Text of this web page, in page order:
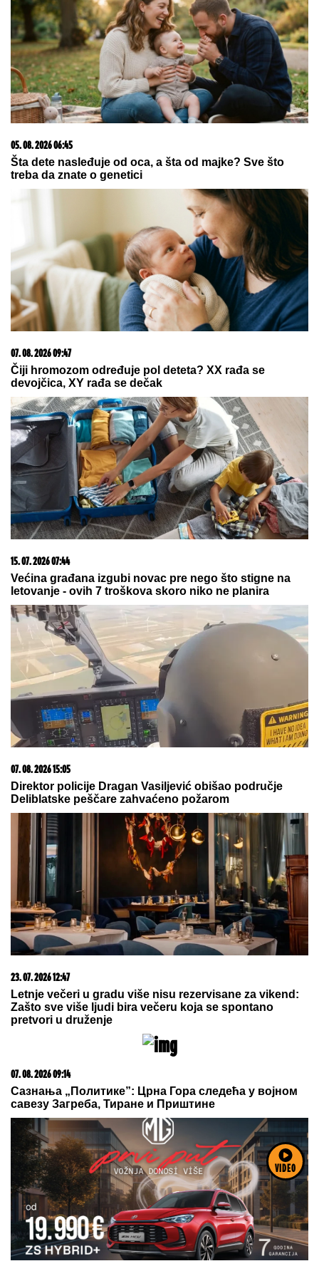
VIDEO
"UZNEMIREN SAM, BRAT MI JE
OKRUŽEN POŽARIMA"Darko
Tanasijević očajan zbog loše
situacije u Deliblatskoj peščari: "SVI
SU EVAKUISANI", otkrio koje
informacije ima
Je l moguće da su ovoliki?! Jedna
kašika ovoga i uštipci će porasti kao
iz vode
HRVATSKU PONOVO POGODIO
Poznato da li ima povređenih
OVO JE SPISAK UČESNIKA "ELITE
10"Haos u najavi! Filip Car i Anđela
PREMIJERLIGAŠKA BOMBA!
našao zamenu za Rodrija i to u
redovima velikog rivala!
"OVO SU OZBILJNE PRETNJE":Jelena Radanović
se oglasila nakon pretnji Ane Nikolić zbog Raleta
SELI SE U STAN SA BIVŠOM ŽENOM
neobičnu odluku, a sada pokazao
kako napreduju renovacije:
"Nadgledanje"
"OLOŠI JEDNI, MONSTRUMI"Aneli
udarila na Mustafu i Mevlidu, on se
uključio u program uživo - usledio
skandal, evo šta joj je poručio
Asminov otac
by Aklamator